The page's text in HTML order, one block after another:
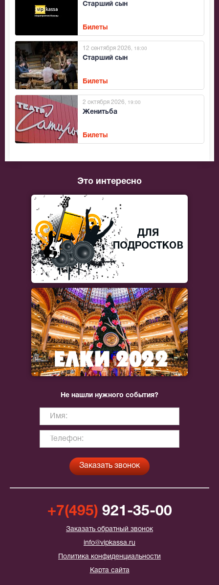
Старший сын
Билеты
Старший сын
12 сентября 2026 , 18:00
Билеты
Женитьба
2 октября 2026 , 19:00
Билеты
Это интересно
Не нашли нужного события?
+7(495) 921-35-00
Заказать обратный звонок
info@vipkassa.ru
Политика конфиденциальности
Карта сайта